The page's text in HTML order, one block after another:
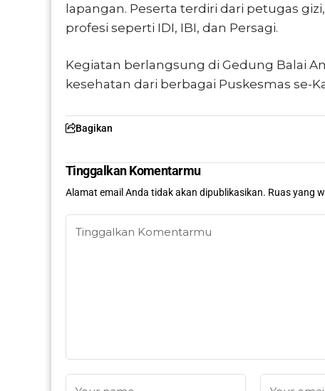
lapangan. Peserta terdiri dari petugas
profesi seperti IDI, IBI, dan Persagi.
Kegiatan berlangsung di Gedung Balai
kesehatan dari berbagai Puskesmas se-
Bagikan
Tinggalkan Komentarmu
Alamat email Anda tidak akan dipublikasikan. Ruas yang